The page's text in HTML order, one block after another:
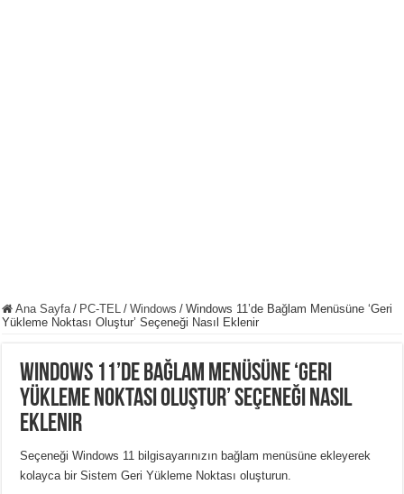
Ana Sayfa / PC-TEL / Windows / Windows 11’de Bağlam Menüsüne ‘Geri
Yükleme Noktası Oluştur’ Seçeneği Nasıl Eklenir
Windows 11’de Bağlam Menüsüne ‘Geri
Yükleme Noktası Oluştur’ Seçeneği Nasıl
Eklenir
Seçeneği Windows 11 bilgisayarınızın bağlam menüsüne ekleyerek
kolayca bir Sistem Geri Yükleme Noktası oluşturun.